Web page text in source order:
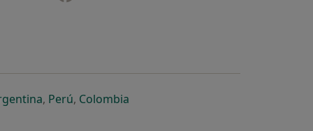
karcie
w nowej karcie
się w nowej karcie
otwiera się w nowej karcie
, Perúotwiera się w nowej karcie
, Colombiaotwiera się w nowej karcie